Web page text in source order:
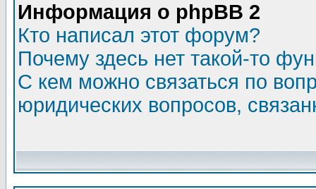
Информация о phpBB 2
Кто написал этот форум?
Почему здесь нет такой-то
С кем можно связаться по
юридических вопросов,